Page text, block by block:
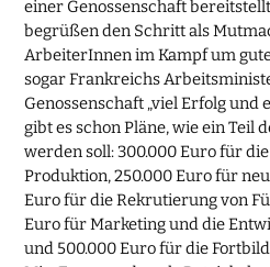
einer Genossenschaft
begrüßen den Schritt als
ArbeiterInnen im Kampf um
sogar Frankreichs
Genossenschaft „viel Erfolg und
gibt es schon Pläne, wie ein Teil
werden soll: 300.000 Euro für
Produktion, 250.000 Euro für
Euro für die Rekrutierung von
Euro für Marketing und die
und 500.000 Euro für die